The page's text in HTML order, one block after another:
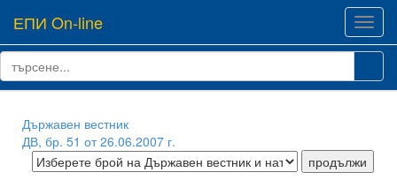
ЕПИ On-line
Държавен вестник
ДВ, бр. 51 от 26.06.2007 г.